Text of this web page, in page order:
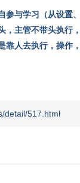
参与学习（从设
，主管不带头执
靠人去执行，操
detail/517.html